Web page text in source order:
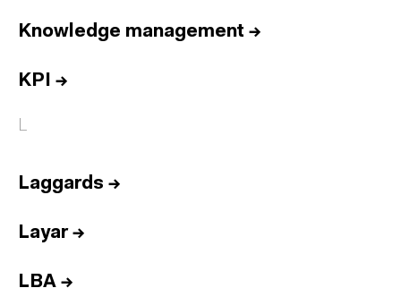
Knowledge management →
KPI →
L
Laggards →
Layar→
LBA →